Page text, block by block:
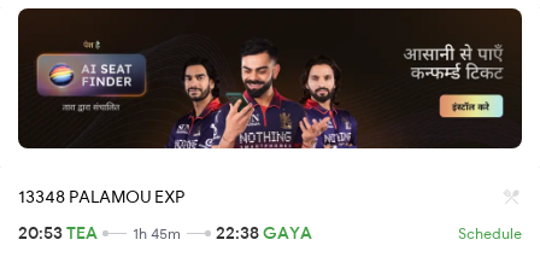
13348 PALAMOU EXP
20:53TEA 1h 45m 22:38GAYA Schedule